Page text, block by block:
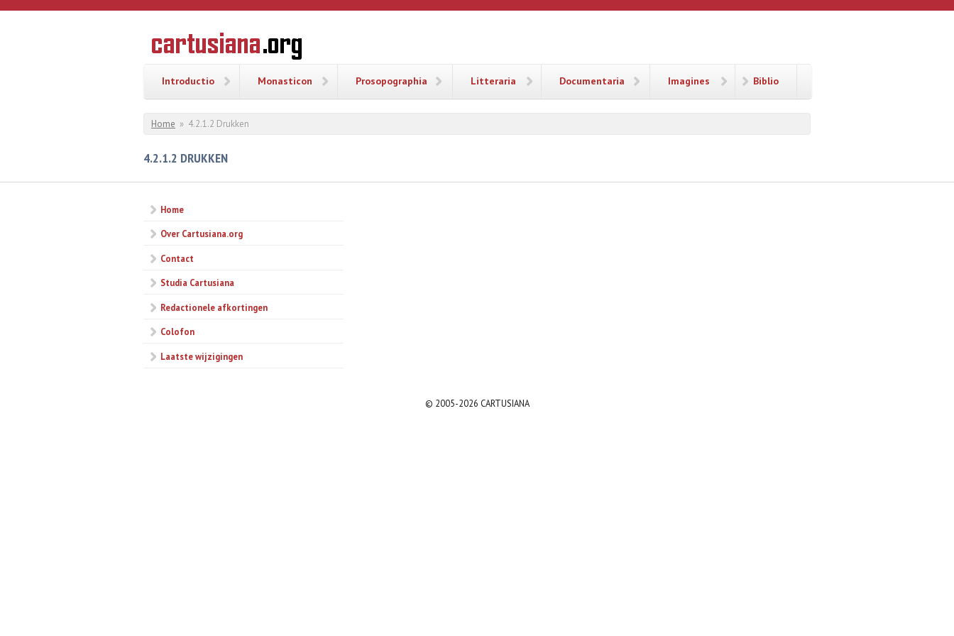
Overslaan en naar de inhoud gaan
CARTUSIANA
Geschiedenis
van de
Introductio Monasticon Prosopographia Litteraria Documentaria Imagines Biblio
U bent hier
Home » 4.2.1.2 Drukken
4.2.1.2 DRUKKEN
Home
Over Cartusiana.org
Contact
Studia Cartusiana
Redactionele afkortingen
Colofon
Laatste wijzigingen
© 2005-2026 CARTUSIANA